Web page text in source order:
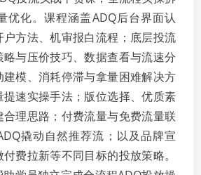
优化。课程涵盖ADQ后台界面认
方法、机审报白流程；底层投流
与压价技巧、数据查看与流速分
模、消耗停滞与拿量困难解决方
速实操手法；版位选择、优质素
理思路；付费流量与免费流量联
撬动自然推荐流；以及品牌宣
费拉新等不同目标的投放策略。